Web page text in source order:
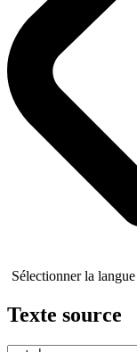
Sélectionner la
Texte source